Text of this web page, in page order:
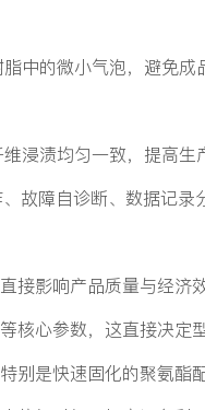
中的微小气泡，避免
浸渍均匀一致，提高生
故障自诊断、数据记录
接影响产品质量与经济效
心参数，这直接决定
别是快速固化的聚氨酯配